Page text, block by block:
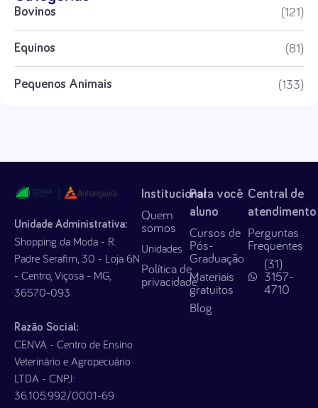
Bovinos (121)
Equinos (81)
Pequenos Animais (133)
Unidade Administrativa:
Shopping da Moda - R.
Padre Serafim, 30 - Loja 6N
- Centro, Viçosa - MG,
36570-093
Razão Social:
CENVA - Centro de Ensino
Veterinário e Agropecuário
LTDA - CNPJ:
36.105.992/0001-69
Institucional
Quem
somos
Unidades
Política de
privacidade
Para você
aluno
Cursos de
Pós-
Graduação
Materiais
gratuitos
Blog
Central de
atendimento
Perguntas
Frequentes
(31)
3157-
4710